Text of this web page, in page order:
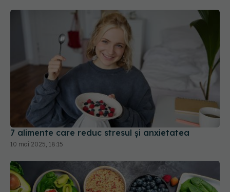
7 alimente care reduc stresul și anxietatea
10 mai 2025, 18:15